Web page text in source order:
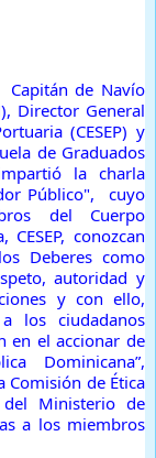
Capitán de Navío
Director General
(CESEP) y
de Graduados
la charla
Público", cuyo
del Cuerpo
conozcan
Deberes como
autoridad y
y con ello,
los ciudadanos
en el accionar de
Dominicana”,
Comisión de Ética
Ministerio de
a los miembros